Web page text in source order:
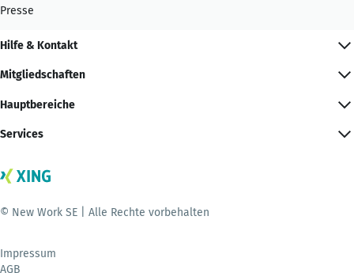
Presse
Hilfe & Kontakt
Mitgliedschaften
Hauptbereiche
Services
© New Work SE | Alle Rechte vorbehalten
Impressum
AGB